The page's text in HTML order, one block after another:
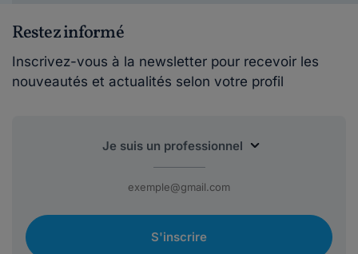
Restez informé
Inscrivez-vous à la newsletter pour recevoir les
nouveautés et actualités selon votre profil
S'inscrire